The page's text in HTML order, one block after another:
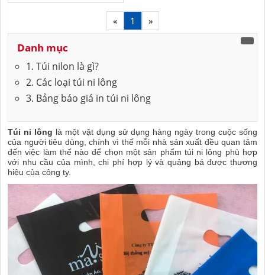
« 1 »
Danh mục
1. Túi nilon là gì?
2. Các loại túi ni lông
3. Bảng báo giá in túi ni lông
Túi ni lông là một vật dụng sử dụng hàng ngày trong cuộc sống
của người tiêu dùng, chính vì thế mỗi nhà sản xuất đều quan tâm
đến việc làm thế nào để chọn một sản phẩm túi ni lông phù hợp
với nhu cầu của mình, chi phí hợp lý và quảng bá được thương
hiệu của công ty.